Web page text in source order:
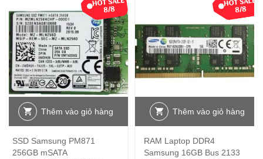
Thêm vào giỏ hàng
SSD Samsung PM871
256GB mSATA
Thêm vào giỏ hàng
RAM Laptop DDR4
Samsung 16GB Bus 2133